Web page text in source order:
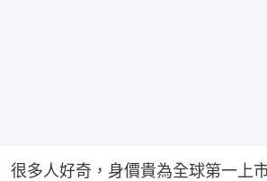
很多人好奇，身價貴為全球第一上